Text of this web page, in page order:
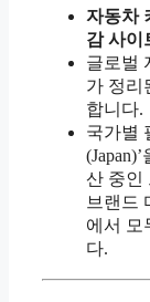
자동차
감 사이
글로벌
가 정리
합니다.
국가별
산 중인
브랜드
에서 모
다.